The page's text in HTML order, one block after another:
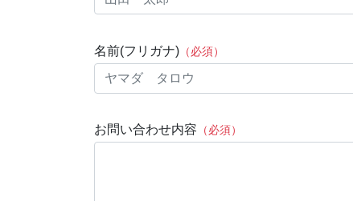
名前(フリガナ) （必須）
お問い合わせ内容 （必須）